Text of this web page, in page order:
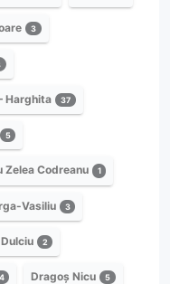
3
Harghita 37
5
Zelea Codreanu 1
Vasiliu 3
2
Dragoș Nicu 5